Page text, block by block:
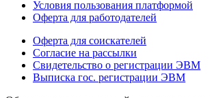
Условия пользования платформой
Оферта для работодателей
Оферта для соискателей
Согласие на рассылки
Свидетельство о регистрации ЭВМ
Выписка гос. регистрации ЭВМ